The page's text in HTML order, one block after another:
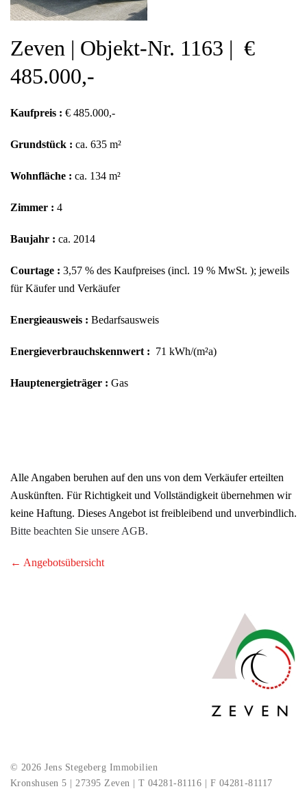
Zeven | Objekt-Nr. 1163 | €
485.000,-
Kaufpreis : € 485.000,-
Grundstück : ca. 635 m²
Wohnfläche : ca. 134 m²
Zimmer : 4
Baujahr : ca. 2014
Courtage : 3,57 % des Kaufpreises (incl. 19 % MwSt. ); jeweils
für Käufer und Verkäufer
Energieausweis : Bedarfsausweis
Energieverbrauchskennwert : 71 kWh/(m²a)
Hauptenergieträger : Gas
Alle Angaben beruhen auf den uns von dem Verkäufer erteilten
Auskünften. Für Richtigkeit und Vollständigkeit übernehmen wir
keine Haftung. Dieses Angebot ist freibleibend und unverbindlich.
Bitte beachten Sie unsere AGB.
← Angebotsübersicht
© 2026 Jens Stegeberg Immobilien
Kronshusen 5 | 27395 Zeven | T 04281-81116 | F 04281-81117